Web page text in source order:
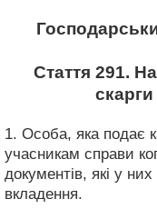
Стаття 291.
1. Особа, яка подає
учасникам справи
документів, які у
вкладення.